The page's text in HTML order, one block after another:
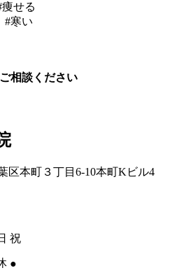
せる
寒い
相談ください
区本町３丁目6-10本町Kビル4
祝
●